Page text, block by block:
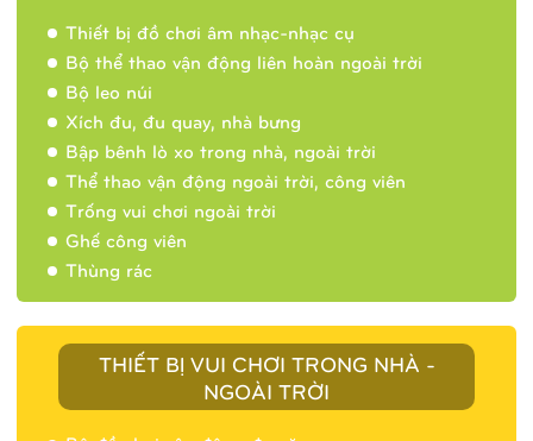
Thiết bị đồ chơi âm nhạc-nhạc cụ
Bộ thể thao vận động liên hoàn ngoài trời
Bộ leo núi
Xích đu, đu quay, nhà bưng
Bập bênh lò xo trong nhà, ngoài trời
Thể thao vận động ngoài trời, công viên
Trống vui chơi ngoài trời
Ghế công viên
Thùng rác
THIẾT BỊ VUI CHƠI TRONG NHÀ -
NGOÀI TRỜI